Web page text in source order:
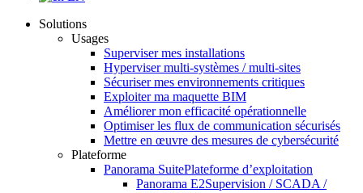
Solutions
Usages
Superviser mes installations
Hyperviser multi-systèmes / multi-sites
Sécuriser mes environnements critiques
Exploiter ma maquette BIM
Améliorer mon efficacité opérationnelle
Optimiser les flux de communication sécurisés
Mettre en œuvre des mesures de cybersécurité
Plateforme
Panorama SuitePlateforme d’exploitation
Panorama E2Supervision / SCADA /